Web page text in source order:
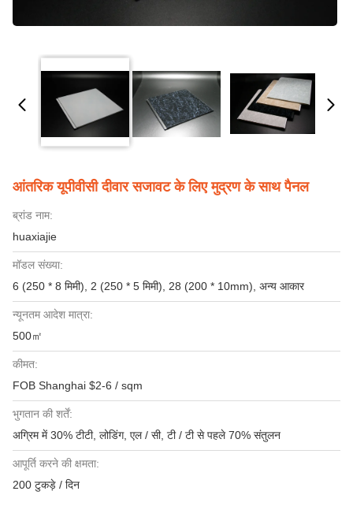
आंतरिक यूपीवीसी दीवार सजावट के लिए मुद्रण के साथ पैनल
ब्रांड नाम:
huaxiajie
मॉडल संख्या:
6 (250 * 8 मिमी), 2 (250 * 5 मिमी), 28 (200 * 10mm), अन्य आकार
न्यूनतम आदेश मात्रा:
500㎡
कीमत:
FOB Shanghai $2-6 / sqm
भुगतान की शर्तें:
अग्रिम में 30% टीटी, लोडिंग, एल / सी, टी / टी से पहले 70% संतुलन
आपूर्ति करने की क्षमता:
200 टुकड़े / दिन